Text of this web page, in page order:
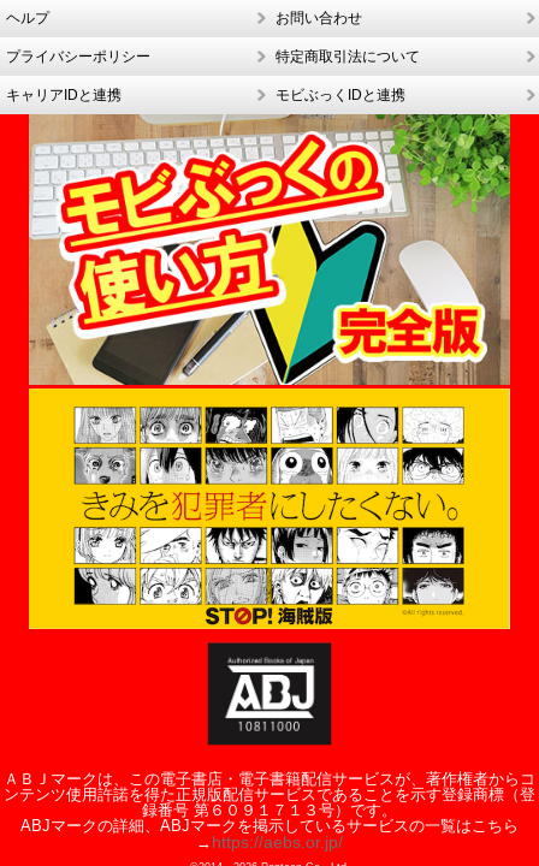
ヘルプ お問い合わせ
プライバシーポリシー 特定商取引法について
キャリアIDと連携 モビぶっくIDと連携
ＡＢＪマークは、この電子書店・電子書籍配信サービスが、著作権者からコ
ンテンツ使用許諾を得た正規版配信サービスであることを示す登録商標（登
録番号 第６０９１７１３号）です。
ABJマークの詳細、ABJマークを掲示しているサービスの一覧はこちら
→ https://aebs.or.jp/